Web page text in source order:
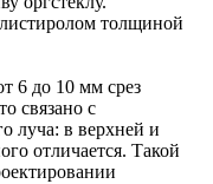
толщиной
6 до 10 мм срез
связано с
луча: в верхней и
отличается. Такой